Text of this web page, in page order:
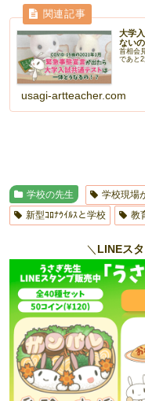
大学
ない
首相会
であと2
usagi-artteacher.com
学校の先生
学校現場
新型ｺﾛﾅｳｲﾙｽと学校
教
＼ LINEス